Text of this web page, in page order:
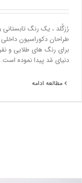
رُزگُلد ، یک رنگ تابستانی
طراحان دکوراسیون داخلی
برای رنگ های طلایی و
دنیای مُد پیدا نموده است.
مطالعه ادامه